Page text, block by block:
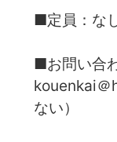
■定員：な
■お問い合
kouenkai
ない）